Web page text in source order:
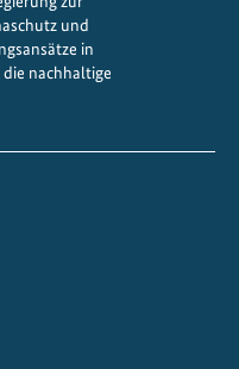
und
in
nachhaltige